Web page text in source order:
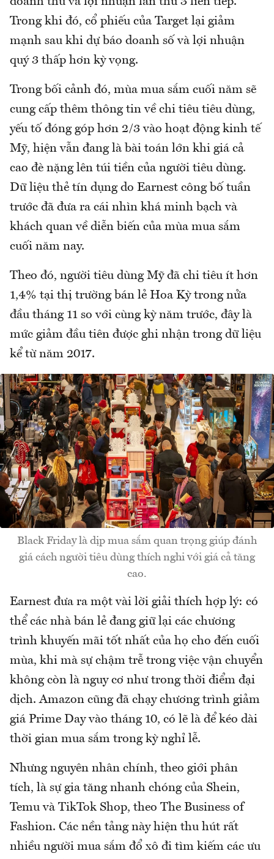
Trong khi đó, cổ phiếu của Target lại giảm
mạnh sau khi dự báo doanh số và lợi nhuận
quý 3 thấp hơn kỳ vọng.
Trong bối cảnh đó, mùa mua sắm cuối năm sẽ
cung cấp thêm thông tin về chi tiêu tiêu dùng,
yếu tố đóng góp hơn 2/3 vào hoạt động kinh tế
Mỹ, hiện vẫn đang là bài toán lớn khi giá cả
cao đè nặng lên túi tiền của người tiêu dùng.
Dữ liệu thẻ tín dụng do Earnest công bố tuần
trước đã đưa ra cái nhìn khá minh bạch và
khách quan về diễn biến của mùa mua sắm
cuối năm nay.
Theo đó, người tiêu dùng Mỹ đã chi tiêu ít hơn
1,4% tại thị trường bán lẻ Hoa Kỳ trong nửa
đầu tháng 11 so với cùng kỳ năm trước, đây là
mức giảm đầu tiên được ghi nhận trong dữ liệu
kể từ năm 2017.
Black Friday là dịp mua sắm quan trọng giúp đánh
giá cách người tiêu dùng thích nghi với giá cả tăng
cao.
Earnest đưa ra một vài lời giải thích hợp lý: có
thể các nhà bán lẻ đang giữ lại các chương
trình khuyến mãi tốt nhất của họ cho đến cuối
mùa, khi mà sự chậm trễ trong việc vận chuyển
không còn là nguy cơ như trong thời điểm đại
dịch. Amazon cũng đã chạy chương trình giảm
giá Prime Day vào tháng 10, có lẽ là để kéo dài
thời gian mua sắm trong kỳ nghỉ lễ.
Nhưng nguyên nhân chính, theo giới phân
tích, là sự gia tăng nhanh chóng của Shein,
Temu và TikTok Shop, theo The Business of
Fashion. Các nền tảng này hiện thu hút rất
nhiều người mua sắm đổ xô đi tìm kiếm các ưu